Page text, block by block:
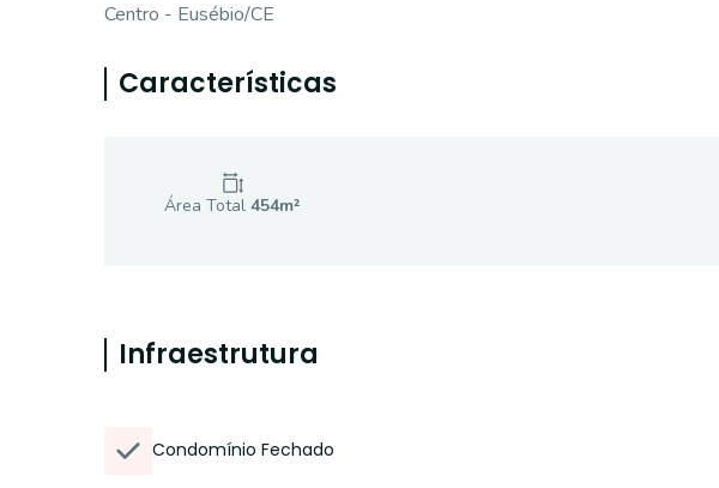
Centro - Eusébio/CE
Características
Área Total 454m²
Infraestrutura
Condomínio Fechado